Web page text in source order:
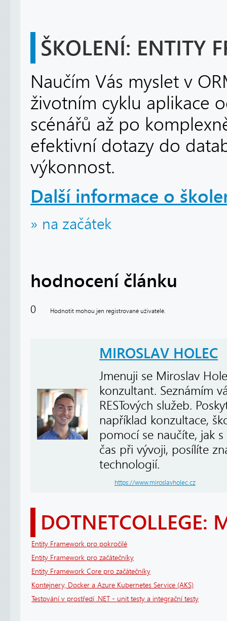
ŠKOLENÍ: ENTITY
Naučím Vás myslet v
životním cyklu aplikace
scénářů až po
efektivní dotazy do
výkonnost.
Další informace o
» na začátek
hodnocení článku
0 Hodnotit mohou jen registrované uživatelé.
MIROSLAV HOLEC
Jmenuji se Miroslav
konzultant. Seznámím
RESTových služeb.
například konzultace,
pomocí se naučíte, jak
čas při vývoji, posílíte
technologií.
https://www.miroslavholec.cz
DOTNETCOLLEGE:
Entity Framework pro pokročilé
Entity Framework pro začátečníky
Entity Framework Core pro začátečníky
Kontejnery, Docker a Azure Kubernetes Service (AKS)
Testování v prostředí .NET - unit testy a integrační testy